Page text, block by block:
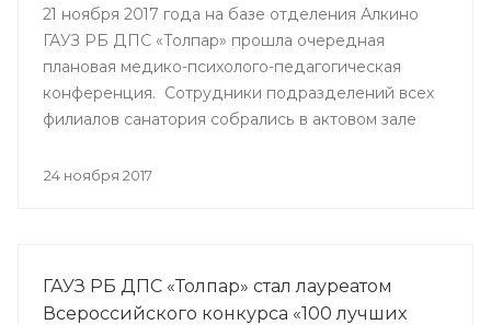
21 ноября 2017 года на базе отделения Алкино
ГАУЗ РБ ДПС «Толпар» прошла очередная
плановая медико-психолого-педагогическая
конференция. Сотрудники подразделений всех
филиалов санатория собрались в актовом зале
учреждения и подумать над оптимальными
24 ноября 2017
ГАУЗ РБ ДПС «Толпар» стал лауреатом
Всероссийского конкурса «100 лучших